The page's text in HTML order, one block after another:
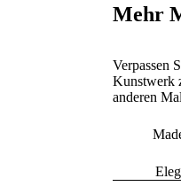
Mehr
Verpassen
Kunstwerk
anderen